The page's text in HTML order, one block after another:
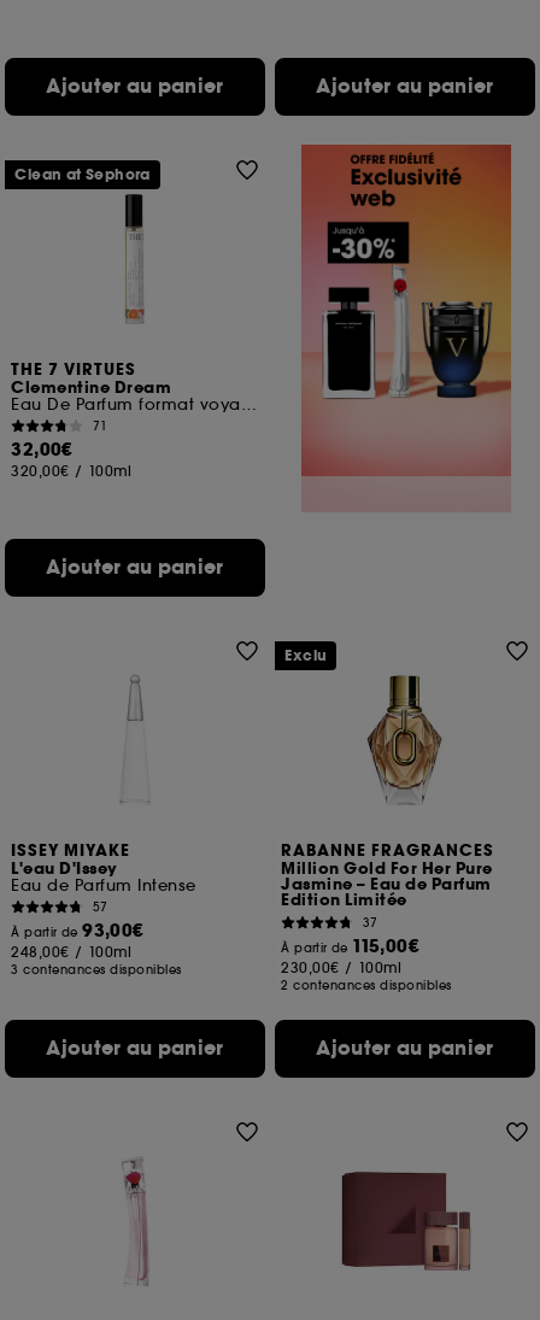
Ajouter au panier Ajouter au panier
THE 7 VIRTUES
Clementine Dream
Eau De Parfum format voyage
71
32,00€
320,00€ / 100ml
Ajouter au panier
Clean at Sephora
ISSEY MIYAKE
L'eau D'Issey
Eau de Parfum Intense
57
À partir de93,00€
248,00€ / 100ml
3 contenances disponibles
Ajouter au panier
RABANNE FRAGRANCES
Million Gold For Her Pure
Jasmine – Eau de Parfum
Edition Limitée
37
À partir de 115,00€
230,00€ / 100ml
2 contenances disponibles
Ajouter au panier
Exclu